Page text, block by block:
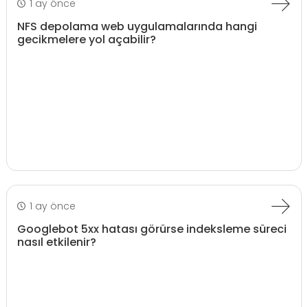
1 ay önce
NFS depolama web uygulamalarında hangi
gecikmelere yol açabilir?
1 ay önce
Googlebot 5xx hatası görürse indeksleme süreci
nasıl etkilenir?